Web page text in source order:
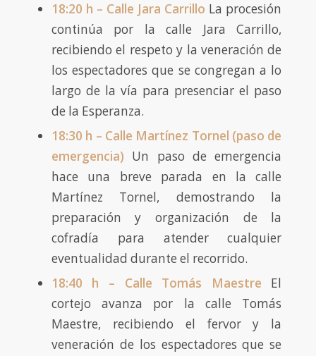
18:20 h – Calle Jara Carrillo La procesión
continúa por la calle Jara Carrillo,
recibiendo el respeto y la veneración de
los espectadores que se congregan a lo
largo de la vía para presenciar el paso
de la Esperanza.
18:30 h – Calle Martínez Tornel (paso de
emergencia) Un paso de emergencia
hace una breve parada en la calle
Martínez Tornel, demostrando la
preparación y organización de la
cofradía para atender cualquier
eventualidad durante el recorrido.
18:40 h – Calle Tomás Maestre El
cortejo avanza por la calle Tomás
Maestre, recibiendo el fervor y la
veneración de los espectadores que se